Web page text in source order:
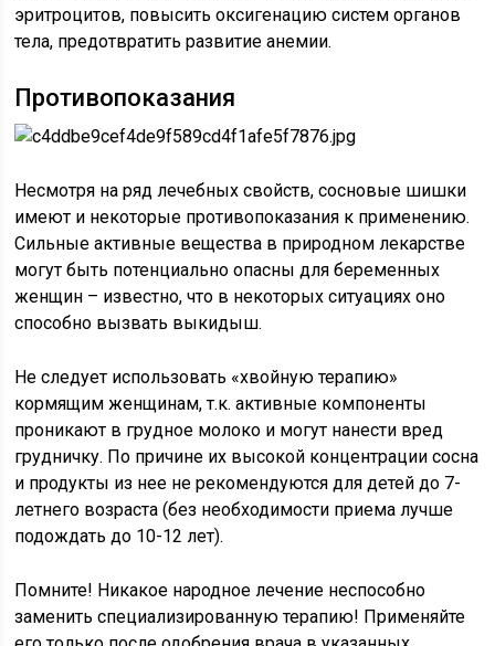
эритроцитов, повысить оксигенацию систем органов
тела, предотвратить развитие анемии.
Противопоказания
Несмотря на ряд лечебных свойств, сосновые шишки
имеют и некоторые противопоказания к применению.
Сильные активные вещества в природном лекарстве
могут быть потенциально опасны для беременных
женщин – известно, что в некоторых ситуациях оно
способно вызвать выкидыш.
Не следует использовать «хвойную терапию»
кормящим женщинам, т.к. активные компоненты
проникают в грудное молоко и могут нанести вред
грудничку. По причине их высокой концентрации сосна
и продукты из нее не рекомендуются для детей до 7-
летнего возраста (без необходимости приема лучше
подождать до 10-12 лет).
Помните! Никакое народное лечение неспособно
заменить специализированную терапию! Применяйте